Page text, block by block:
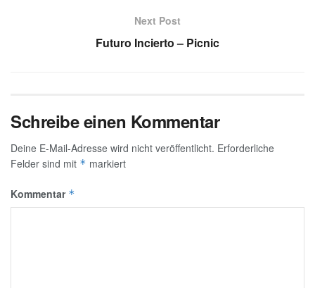
Next Post
Futuro Incierto – Picnic
Schreibe einen Kommentar
Deine E-Mail-Adresse wird nicht veröffentlicht. Erforderliche
Felder sind mit * markiert
Kommentar *